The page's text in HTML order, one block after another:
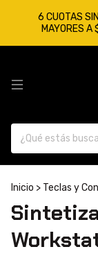
6 CUOTAS
MAYORES
Inicio > Teclas y